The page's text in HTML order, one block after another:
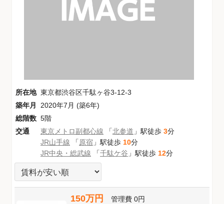
所在地 東京都渋谷区千駄ヶ谷3-12-3
築年月
2020年7月 (築6年)
総階数 5階
交通
東京メトロ副都心線 「北参道 」駅徒歩 3分
JR山手線 「原宿 」駅徒歩 10分
JR中央・総武線 「千駄ケ谷 」駅徒歩 12分
150万円 管理費 0円